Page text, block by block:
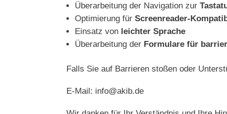
Überarbeitung der Navigation zur
Optimierung fürScreenreader-
Einsatz von leichter Sprache
Überarbeitung der Formulare für
Falls Sie auf Barrieren stoßen oder
E-Mail: info@akib.de